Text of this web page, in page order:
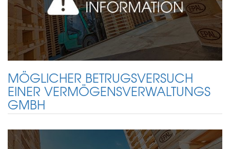
MÖGLICHER BETRUGSVERSUCH
EINER VERMÖGENSVERWALTUNGS
GMBH